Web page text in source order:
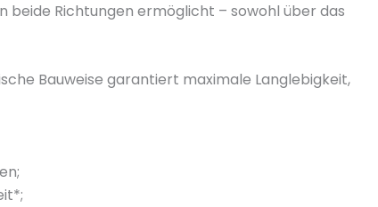
beide Richtungen ermöglicht – sowohl über das
Bauweise garantiert maximale Langlebigkeit,